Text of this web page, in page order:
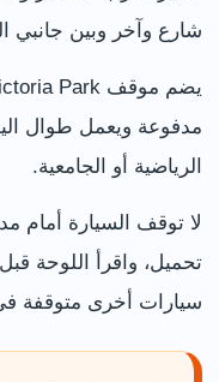
شارع وآخر وبين جانبي
مدفوعة ويعمل طوال
الرياضية أو الجامعية.
لا توقف السيارة أمام
تحميل، واقرأ اللوحة
سيارات أخرى متوقفة